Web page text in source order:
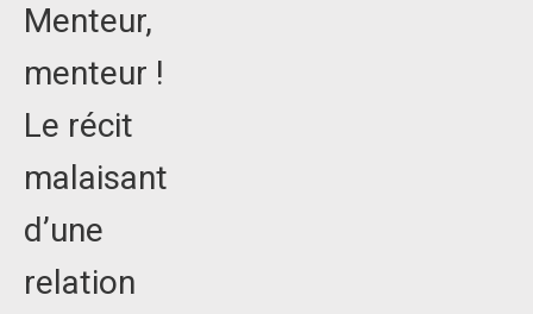
Menteur,
menteur !
Le récit
malaisant
d’une
relation